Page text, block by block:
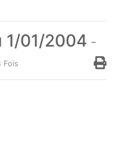
1/01/2004 -
Fois